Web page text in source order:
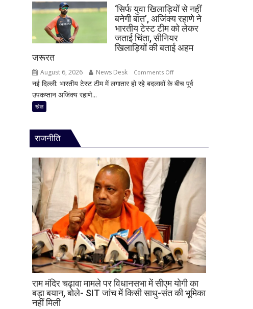
मूसलाधार
बारिश,
जानिए
दिल्ली
समेत
का
मौसम
बड़ा
फैसला!
बार-
बार
निर्माण
एजेंसी
एक्शन
‘सिर्फ युवा खिलाड़ियों से नहीं
बनेगी बात’, अजिंक्य रहाणे ने
भारतीय टेस्ट टीम को लेकर
जताई चिंता, सीनियर
खिलाड़ियों की बताई अहम
जरूरत
August 6, 2026 News Desk Comments Offon
‘सिर्फ
भारतीय
टेस्ट
टीम
को
लेकर
जताई
चिंता,
सीनियर
खिलाड़ियों
की
नई दिल्ली: भारतीय टेस्ट टीम में लगातार हो रहे बदलावों के बीच पूर्व
उपकप्तान अजिंक्य रहाणे...
खेल
राजनीति
राम मंदिर चढ़ावा मामले पर विधानसभा में सीएम योगी का
बड़ा बयान, बोले- SIT जांच में किसी साधु-संत की भूमिका
नहीं मिली